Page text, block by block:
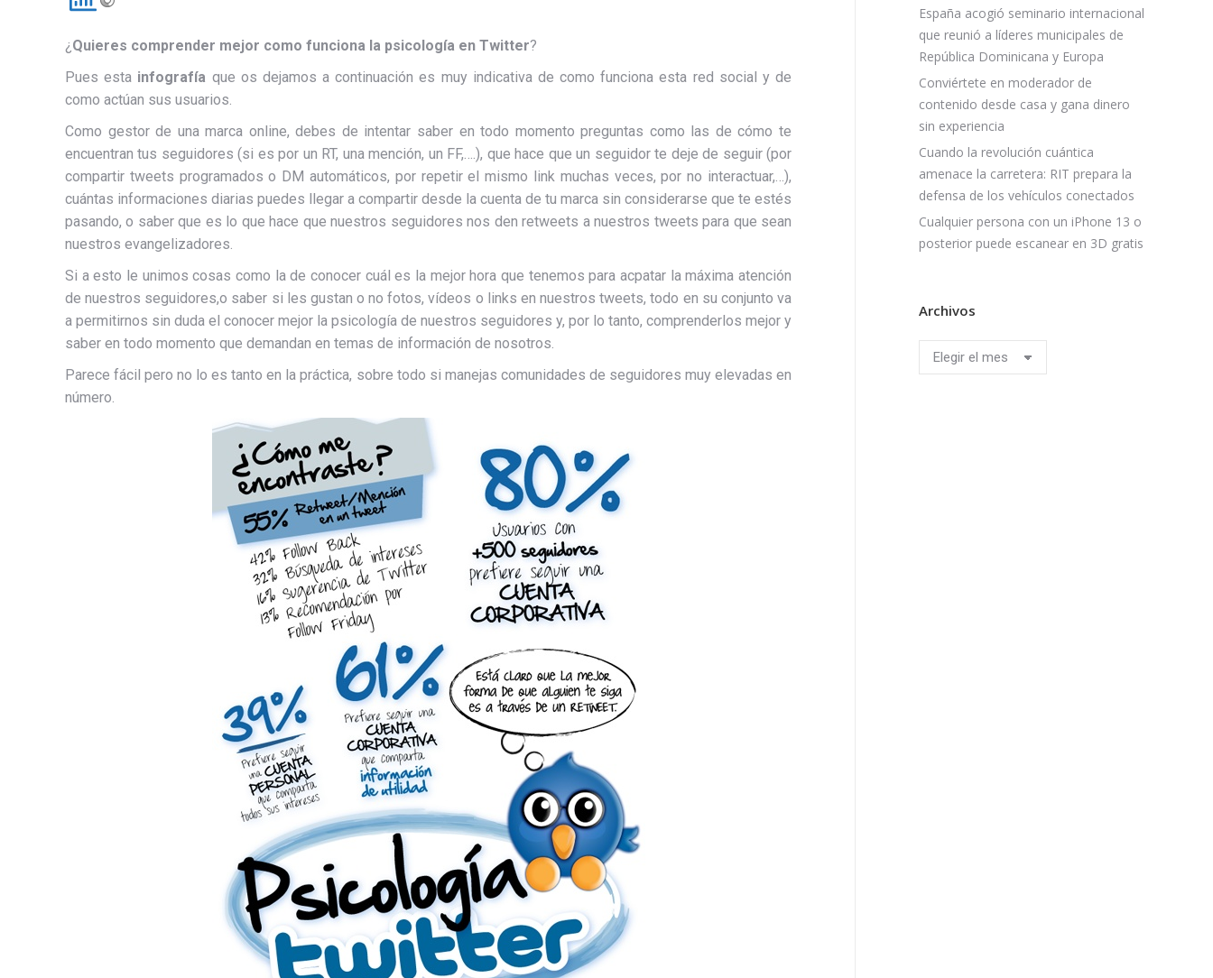
¿ Quieres comprender mejor como funciona la psicología en Twitter?
Pues esta infografía que os dejamos a continuación es muy indicativa de como funciona esta red social y de
como actúan sus usuarios.
Como gestor de una marca online, debes de intentar saber en todo momento preguntas como las de cómo te
encuentran tus seguidores (si es por un RT, una mención, un FF,….), que hace que un seguidor te deje de seguir (por
compartir tweets programados o DM automáticos, por repetir el mismo link muchas veces, por no interactuar,…),
cuántas informaciones diarias puedes llegar a compartir desde la cuenta de tu marca sin considerarse que te estés
pasando, o saber que es lo que hace que nuestros seguidores nos den retweets a nuestros tweets para que sean
nuestros evangelizadores.
Si a esto le unimos cosas como la de conocer cuál es la mejor hora que tenemos para acpatar la máxima atención
de nuestros seguidores,o saber si les gustan o no fotos, vídeos o links en nuestros tweets, todo en su conjunto va
a permitirnos sin duda el conocer mejor la psicología de nuestros seguidores y, por lo tanto, comprenderlos mejor y
saber en todo momento que demandan en temas de información de nosotros.
Parece fácil pero no lo es tanto en la práctica, sobre todo si manejas comunidades de seguidores muy elevadas en
número.
España acogió seminario internacional
que reunió a líderes municipales de
República Dominicana y Europa
Conviértete en moderador de
contenido desde casa y gana dinero
sin experiencia
Cuando la revolución cuántica
amenace la carretera: RIT prepara la
defensa de los vehículos conectados
Cualquier persona con un iPhone 13 o
posterior puede escanear en 3D gratis
Archivos
Archivos